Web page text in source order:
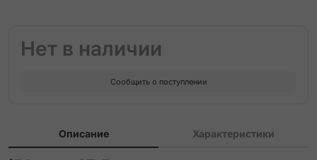
Нет в наличии
Сообщить о поступлении
Описание Характеристики